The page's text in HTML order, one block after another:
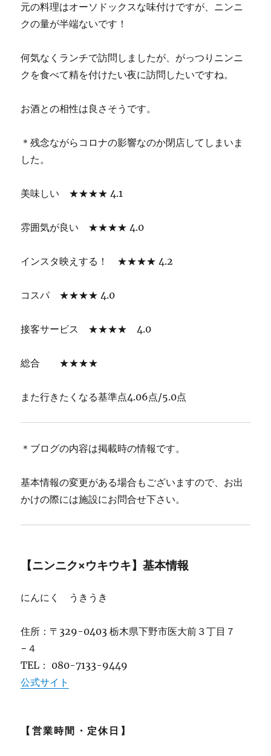
元の料理はオーソドックスな味付けですが、ニンニ
クの量が半端ないです！
何気なくランチで訪問しましたが、がっつりニンニ
クを食べて精を付けたい夜に訪問したいですね。
お酒との相性は良さそうです。
＊残念ながらコロナの影響なのか閉店してしまいま
した。
美味しい ★★★★ 4.1
雰囲気が良い ★★★★ 4.0
インスタ映えする！ ★★★★ 4.2
コスパ ★★★★ 4.0
接客サービス ★★★★ 4.0
総合 ★★★★
また行きたくなる基準点4.06点/5.0点
＊ブログの内容は掲載時の情報です。
基本情報の変更がある場合もございますので、お出
かけの際には施設にお問合せ下さい。
【ニンニク×ウキウキ】基本情報
にんにく うきうき
住所：〒329-0403 栃木県下野市医大前３丁目７
−４
TEL： 080-7133-9449
公式サイト
【営業時間・定休日】